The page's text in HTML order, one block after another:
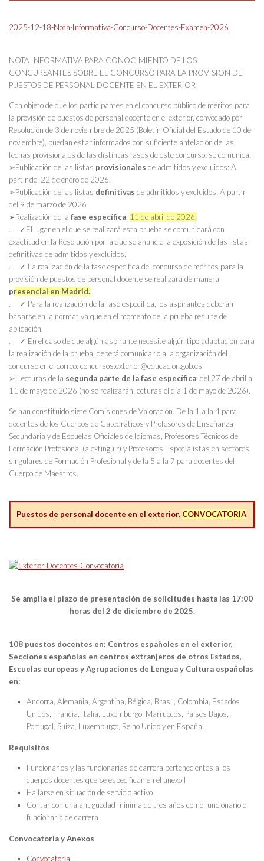
2025-12-18-Nota-Informativa-Concurso-Docentes-Examen-2026
NOTA INFORMATIVA PARA CONOCIMIENTO DE LOS
CONCURSANTES SOBRE EL CONCURSO PARA LA PROVISIÓN DE
PUESTOS DE PERSONAL DOCENTE EN EL EXTERIOR
Con objeto de que los participantes en el concurso público de méritos para
la provisión de puestos de personal docente en el exterior, convocado por
Resolución de 3 de noviembre de 2025 (Boletín Oficial del Estado de 10 de
noviembre), puedan estar informados con suficiente antelación de las
fechas provisionales de las distintas fases de este concurso, se comunica:
➢Publicación de las listas provisionales de admitidos y excluidos: A
partir del 22 de enero de 2026.
➢Publicación de las listas definitivas de admitidos y excluidos: A partir
del 9 de marzo de 2026
➢Realización de la fase específica: 11 de abril de 2026.
. ✓El lugar en el que se realizará esta prueba se comunicará con
exactitud en la Resolución por la que se anuncie la exposición de las listas
definitivas de admitidos y excluidos.
. ✓ La realización de la fase específica del concurso de méritos para la
provisión de puestos de personal docente se realizará de manera
presencial en Madrid.
. ✓ Para la realización de la fase específica, los aspirantes deberán
basarse en la normativa que en el momento de la prueba resulte de
aplicación.
. ✓ En el caso de que algún aspirante necesite algún tipo adaptación para
la realización de la prueba, deberá comunicarlo a la organización del
concurso en el correo: concursos.exterior@educacion.gob.es
➢ Lecturas de la segunda parte de la fase específica: del 27 de abril al
11 de mayo de 2026 (no se realizarán lecturas el día 1 de mayo de 2026).
Se han constituido siete Comisiones de Valoración. De la 1 a la 4 para
docentes de los Cuerpos de Catedráticos y Profesores de Enseñanza
Secundaria y de Escuelas Oficiales de Idiomas, Profesores Técnicos de
Formación Profesional (a extinguir) y Profesores Especialistas en sectores
singulares de Formación Profesional y de la 5 a la 7 para docentes del
Cuerpo de Maestros.
Puestos de personal docente en el exterior. CONVOCATORIA
Se amplia el plazo de presentación de solicitudes hasta las 17:00
horas del 2 de diciembre de 2025.
108 puestos docentes en: Centros españoles en el exterior,
Secciones españolas en centros extranjeros de otros Estados,
Escuelas europeas y Agrupaciones de Lengua y Cultura españolas
en:
Andorra, Alemania, Argentina, Bélgica, Brasil, Colombia, Estados
Unidos, Francia, Italia, Luxemburgo, Marruecos, Países Bajos,
Portugal, Suiza, Luxemburgo, Reino Unido y en España.
Requisitos
Funcionarios y las funcionarias de carrera pertenecientes a los
cuerpos docentes que se especifican en el anexo I
Hallarse en situación de servicio activo
Contar con una antigüedad mínima de tres años como funcionario o
funcionaria de carrera
Convocatoria y Anexos
Convocatoria